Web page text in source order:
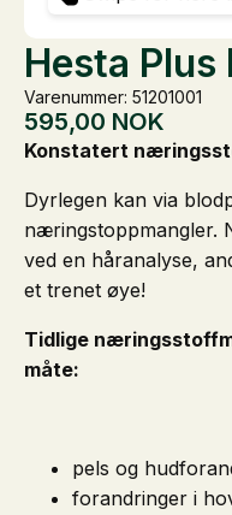
Hesta Plus
Varenummer: 51201001
595,00 NOK
Konstatert
Dyrlegen kan via
næringstoppmangler.
ved en håranalyse,
et trenet øye!
Tidlige
måte:
pels og
forandringer i